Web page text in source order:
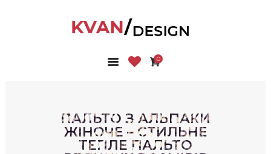
0
ПАЛЬТО З АЛЬПАКИ
ЖІНОЧЕ – СТИЛЬНЕ
ТЕПЛЕ ПАЛЬТО
ГОЛОВНА
ПРО НАС
БЛОГ